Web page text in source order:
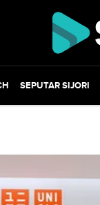
SEPUTAR SIJORI